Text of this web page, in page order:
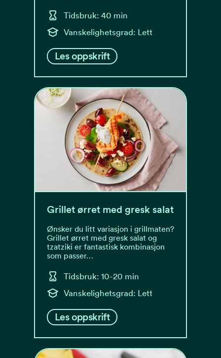
Tidsbruk: 40 min
Vanskelighetsgrad: Lett
Les oppskrift
Grillet ørret med gresk salat
Ønsker du litt variasjon i grillmaten?
Grillet ørret med gresk salat og
tzatziki er fantastisk kombinasjon
som passer…
Tidsbruk: 10-20 min
Vanskelighetsgrad: Lett
Les oppskrift